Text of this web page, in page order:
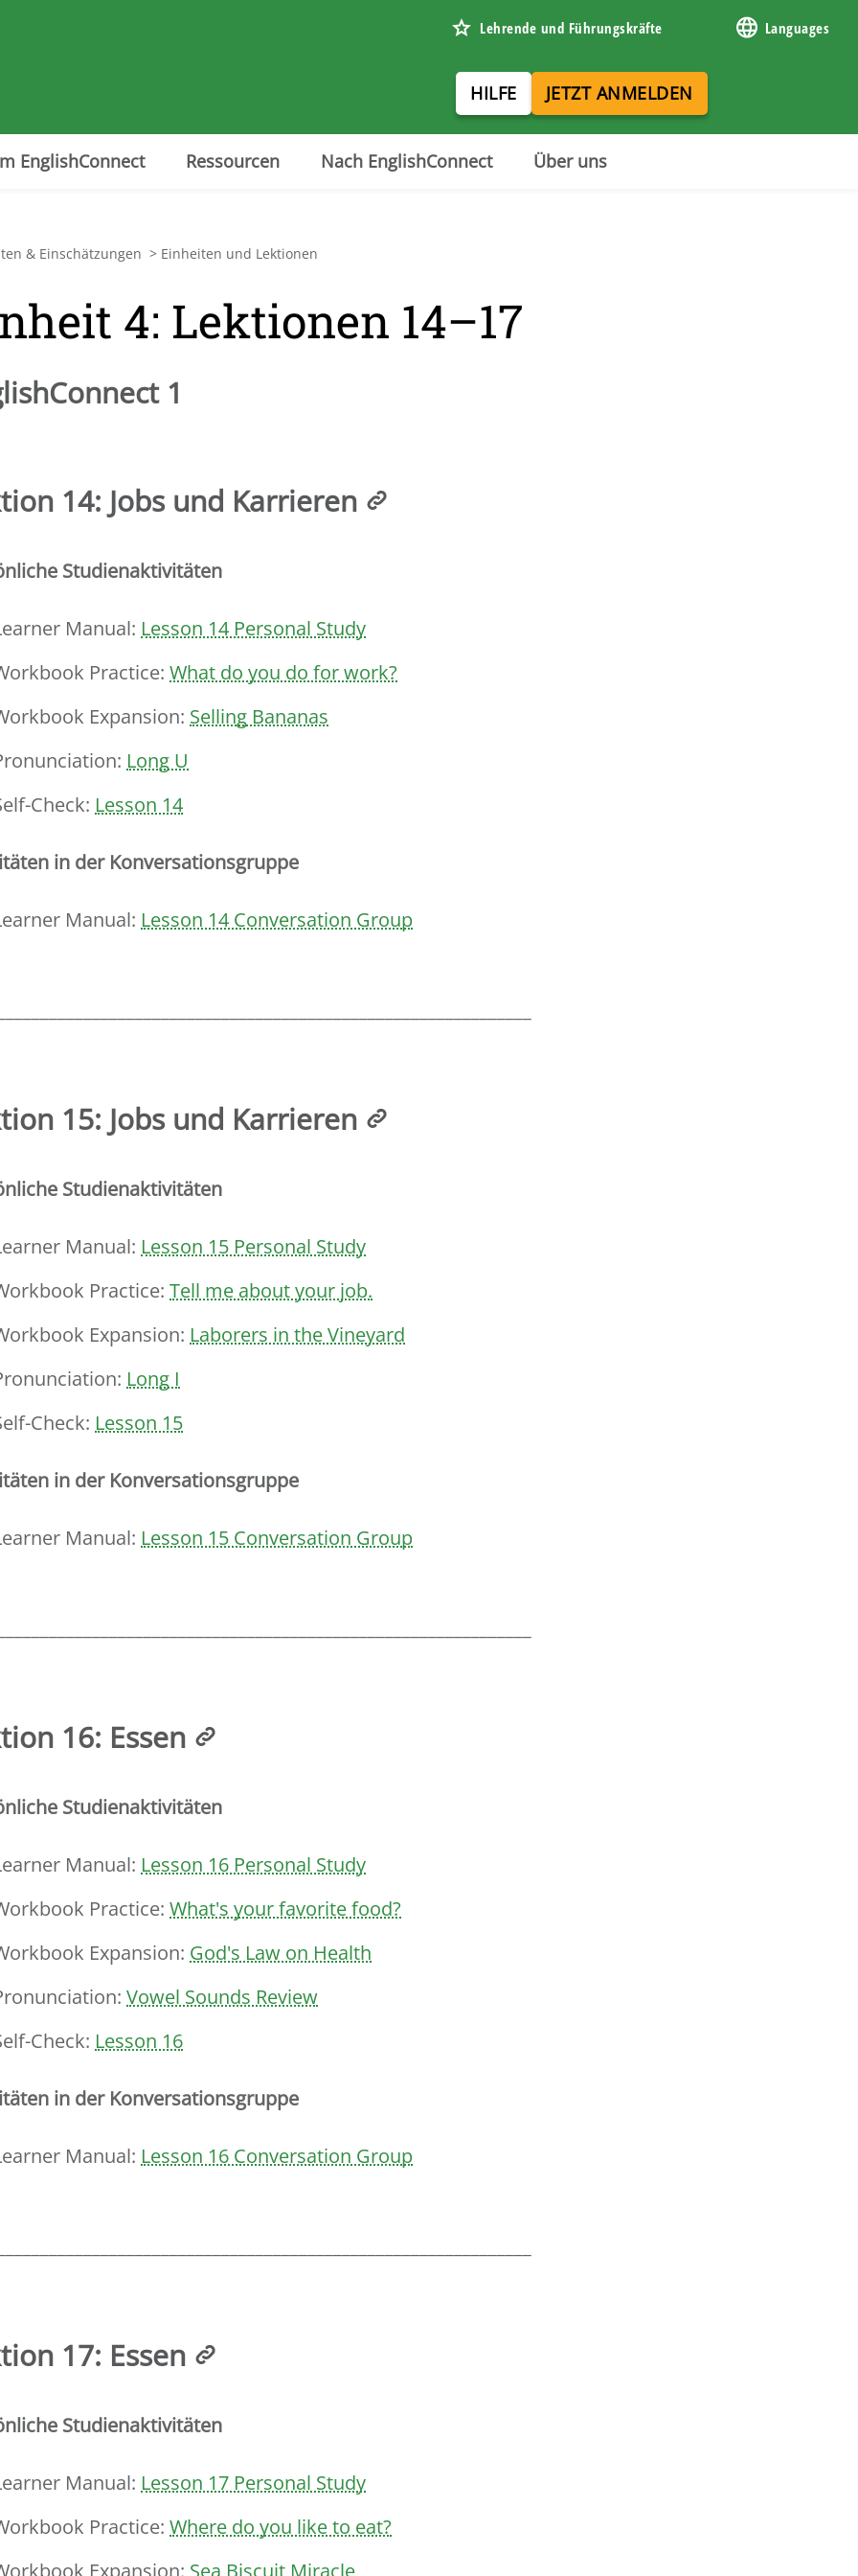
Lehrende und Führungskräfte Languages
HILFE JETZT ANMELDEN
EnglishConnect Ressourcen Nach EnglishConnect Über uns
& Einschätzungen > Einheiten und Lektionen
4: Lektionen 14–17
1
14: Jobs und Karrieren
Studienaktivitäten
Manual: Lesson 14 Personal Study
Practice: What do you do for work?
Expansion: Selling Bananas
Long U
Check: Lesson 14
in der Konversationsgruppe
Manual: Lesson 14 Conversation Group
15: Jobs und Karrieren
Studienaktivitäten
Manual: Lesson 15 Personal Study
Practice: Tell me about your job.
Expansion: Laborers in the Vineyard
Long I
Check: Lesson 15
in der Konversationsgruppe
Manual: Lesson 15 Conversation Group
16: Essen
Studienaktivitäten
Manual: Lesson 16 Personal Study
Practice: What's your favorite food?
Expansion: God's Law on Health
Vowel Sounds Review
Check: Lesson 16
in der Konversationsgruppe
Manual: Lesson 16 Conversation Group
17: Essen
Studienaktivitäten
Manual: Lesson 17 Personal Study
Practice: Where do you like to eat?
Expansion: Sea Biscuit Miracle